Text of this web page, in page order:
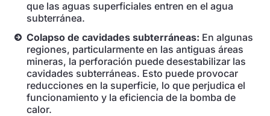
que las aguas superficiales entren en el agua
subterránea.
Colapso de cavidades subterráneas: En algunas
regiones, particularmente en las antiguas áreas
mineras, la perforación puede desestabilizar las
cavidades subterráneas. Esto puede provocar
reducciones en la superficie, lo que perjudica el
funcionamiento y la eficiencia de la bomba de
calor.